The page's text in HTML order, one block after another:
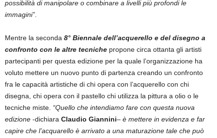
possibilità di manipolare o combinare a livelli più profondi le
immagini”
Mentre la seconda 8° Biennale dell’acquerello e del disegno a
confronto con le altre tecniche propone circa ottanta gli artisti
partecipanti per questa edizione per la quale l’organizzazione ha
voluto mettere un nuovo punto di partenza creando un confronto
fra le capacità artistiche di chi opera con l’acquerello con chi
disegna, chi opera con il pastello chi utilizza la pittura a olio o le
tecniche miste. “Quello che intendiamo fare con questa nuova
edizione -dichiara Claudio Giannini– è mettere in evidenza e far
capire che l’acquarello è arrivato a una maturazione tale che può